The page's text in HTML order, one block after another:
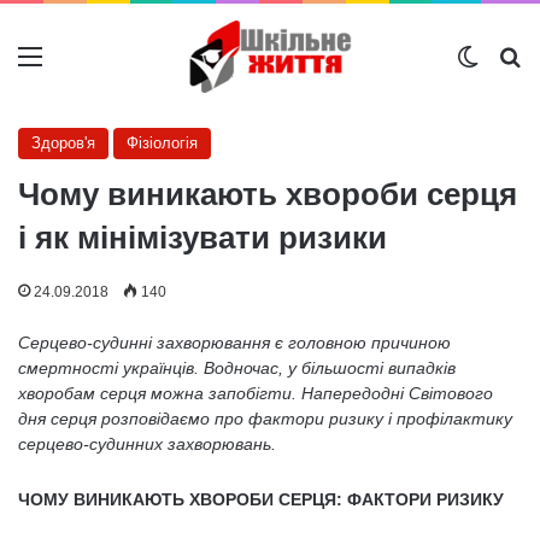
Меню
Здоров'я Фізіологія
Чому виникають хвороби серця
і як мінімізувати ризики
24.09.2018 140
Серцево-судинні захворювання є головною причиною
смертності українців. Водночас, у більшості випадків
хворобам серця можна запобігти. Напередодні Світового
дня серця розповідаємо про фактори ризику і профілактику
серцево-судинних захворювань.
ЧОМУ ВИНИКАЮТЬ ХВОРОБИ СЕРЦЯ: ФАКТОРИ РИЗИКУ